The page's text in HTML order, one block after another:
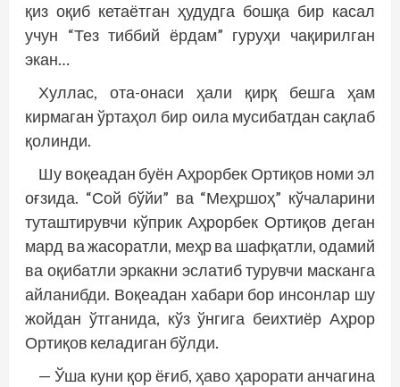
қиз оқиб кетаётган ҳудудга бошқа бир касал
учун “Тез тиббий ёрдам” гуруҳи чақирилган
экан…
Хуллас, ота-онаси ҳали қирқ бешга ҳам
кирмаган ўртаҳол бир оила мусибатдан сақлаб
қолинди.
Шу воқеадан буён Аҳрорбек Ортиқов номи эл
оғзида. “Сой бўйи” ва “Меҳршоҳ” кўчаларини
туташтирувчи кўприк Аҳрорбек Ортиқов деган
мард ва жасоратли, меҳр ва шафқатли, одамий
ва оқибатли эркакни эслатиб турувчи масканга
айланибди. Воқеадан хабари бор инсонлар шу
жойдан ўтганида, кўз ўнгига беихтиёр Аҳрор
Ортиқов келадиган бўлди.
— Ўша куни қор ёғиб, ҳаво ҳарорати анчагина